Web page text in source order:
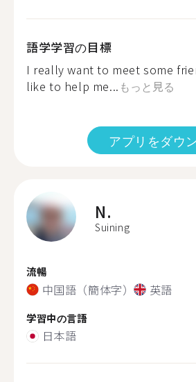
語学学習の目標
I really want to meet some
like to help me... もっと見る
アプリをダウ
N.
Suining
流暢
中国語（簡体字） 英語
学習中の言語
日本語